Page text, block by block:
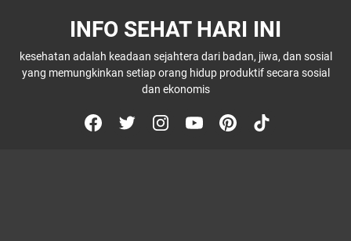
INFO SEHAT HARI INI
kesehatan adalah keadaan sejahtera dari badan, jiwa, dan sosial
yang memungkinkan setiap orang hidup produktif secara sosial
dan ekonomis